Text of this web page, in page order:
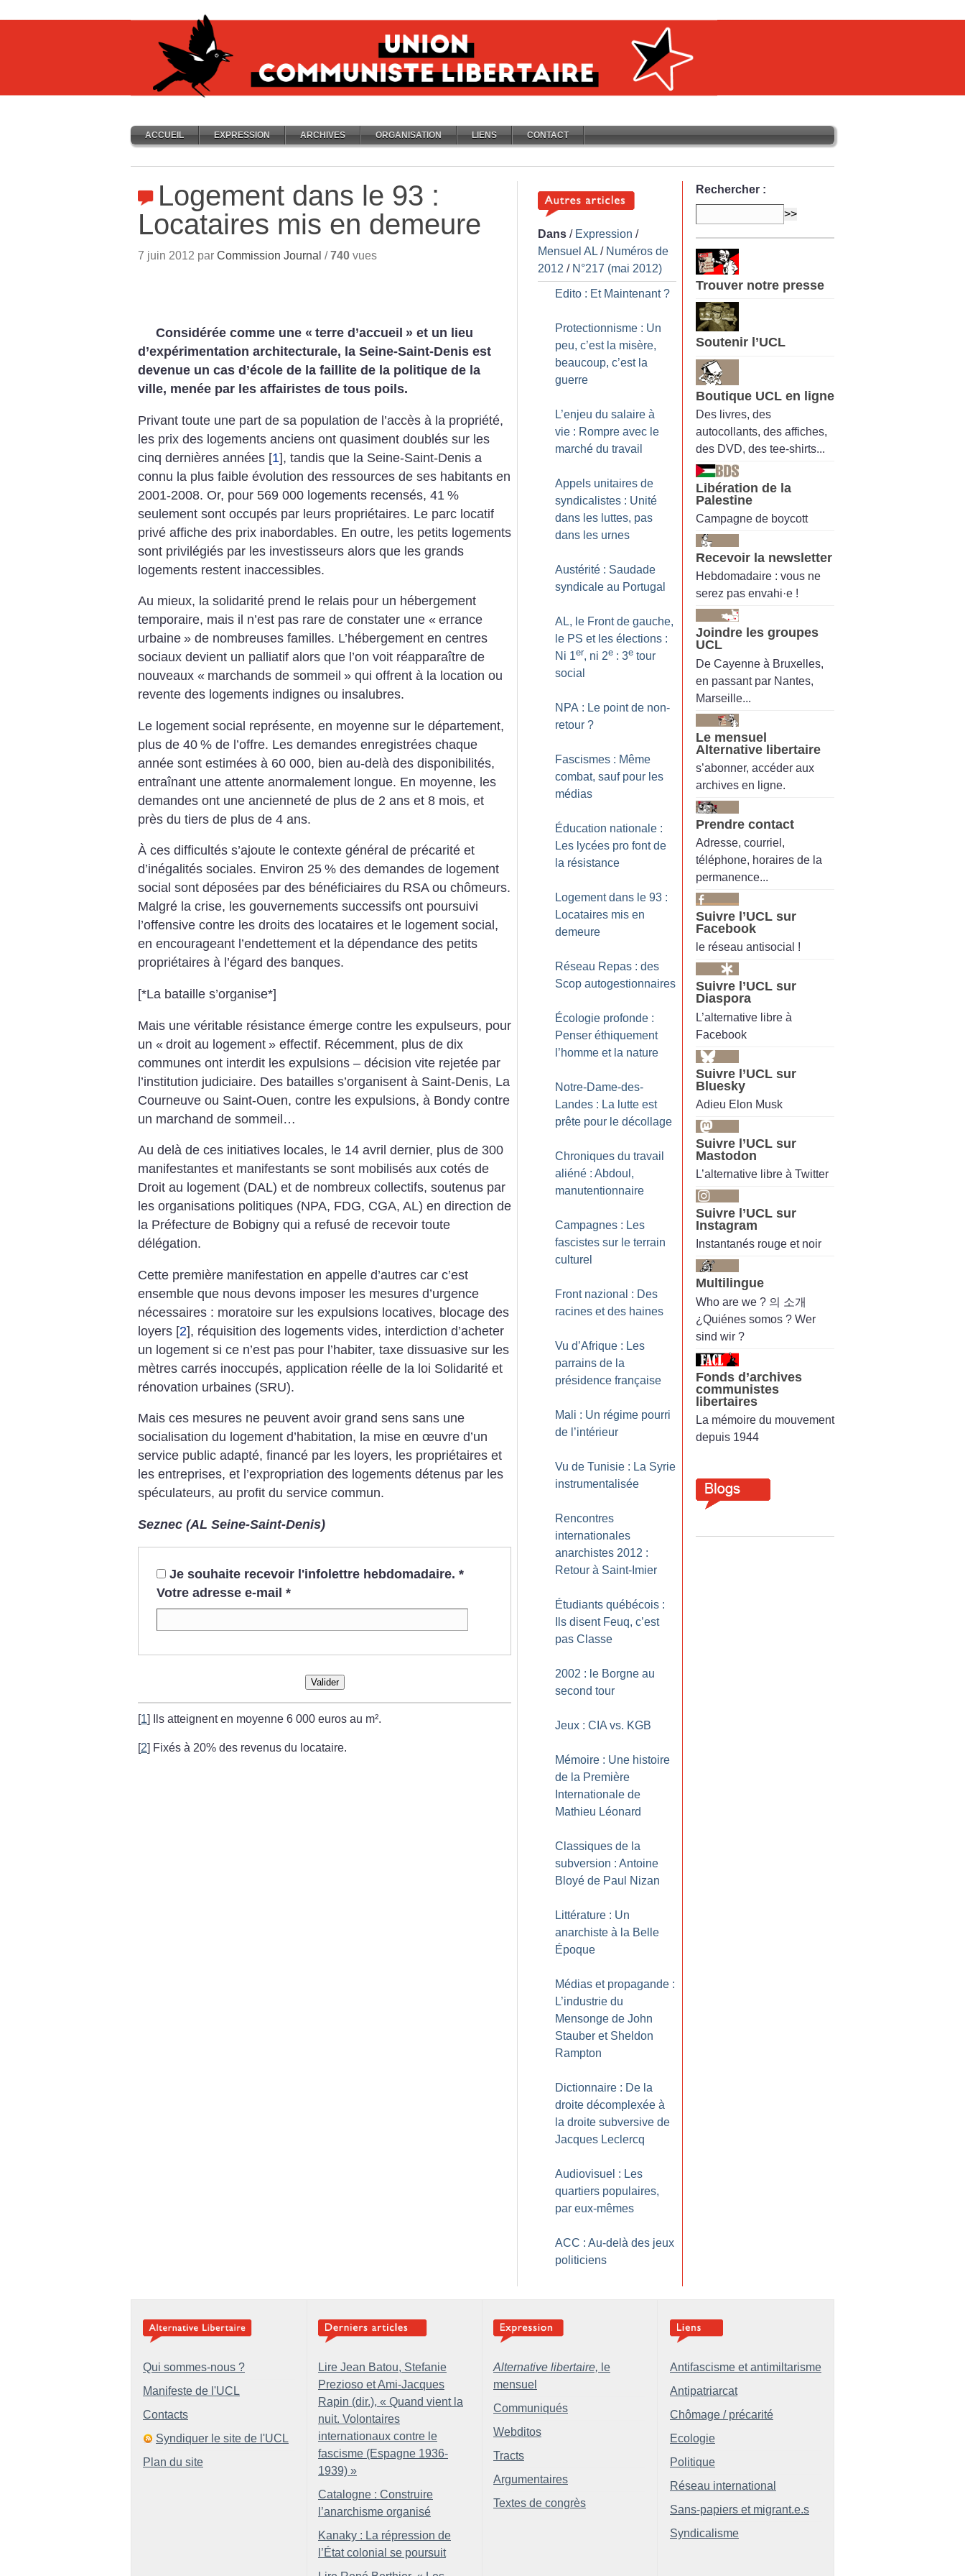
ACCUEIL EXPRESSION ARCHIVES ORGANISATION LIENS CONTACT
Logement dans le 93 :
Locataires mis en demeure
7 juin 2012 par Commission Journal /740 vues
Considérée comme une « terre d’accueil » et un lieu
d’expérimentation architecturale, la Seine-Saint-Denis est
devenue un cas d’école de la faillite de la politique de la
ville, menée par les affairistes de tous poils.
Privant toute une part de sa population de l’accès à la propriété,
les prix des logements anciens ont quasiment doublés sur les
cinq dernières années [1], tandis que la Seine-Saint-Denis a
connu la plus faible évolution des ressources de ses habitants en
2001-2008. Or, pour 569 000 logements recensés, 41 %
seulement sont occupés par leurs propriétaires. Le parc locatif
privé affiche des prix inabordables. En outre, les petits logements
sont privilégiés par les investisseurs alors que les grands
logements restent inaccessibles.
Au mieux, la solidarité prend le relais pour un hébergement
temporaire, mais il n’est pas rare de constater une « errance
urbaine » de nombreuses familles. L’hébergement en centres
sociaux devient un palliatif alors que l’on voit réapparaître de
nouveaux « marchands de sommeil » qui offrent à la location ou
revente des logements indignes ou insalubres.
Le logement social représente, en moyenne sur le département,
plus de 40 % de l’offre. Les demandes enregistrées chaque
année sont estimées à 60 000, bien au-delà des disponibilités,
entraînant une attente anormalement longue. En moyenne, les
demandes ont une ancienneté de plus de 2 ans et 8 mois, et
près du tiers de plus de 4 ans.
À ces difficultés s’ajoute le contexte général de précarité et
d’inégalités sociales. Environ 25 % des demandes de logement
social sont déposées par des bénéficiaires du RSA ou chômeurs.
Malgré la crise, les gouvernements successifs ont poursuivi
l’offensive contre les droits des locataires et le logement social,
en encourageant l’endettement et la dépendance des petits
propriétaires à l’égard des banques.
[*La bataille s’organise*]
Mais une véritable résistance émerge contre les expulseurs, pour
un « droit au logement » effectif. Récemment, plus de dix
communes ont interdit les expulsions – décision vite rejetée par
l’institution judiciaire. Des batailles s’organisent à Saint-Denis, La
Courneuve ou Saint-Ouen, contre les expulsions, à Bondy contre
un marchand de sommeil…
Au delà de ces initiatives locales, le 14 avril dernier, plus de 300
manifestantes et manifestants se sont mobilisés aux cotés de
Droit au logement (DAL) et de nombreux collectifs, soutenus par
les organisations politiques (NPA, FDG, CGA, AL) en direction de
la Préfecture de Bobigny qui a refusé de recevoir toute
délégation.
Cette première manifestation en appelle d’autres car c’est
ensemble que nous devons imposer les mesures d’urgence
nécessaires : moratoire sur les expulsions locatives, blocage des
loyers [2], réquisition des logements vides, interdiction d’acheter
un logement si ce n’est pas pour l’habiter, taxe dissuasive sur les
mètres carrés inoccupés, application réelle de la loi Solidarité et
rénovation urbaines (SRU).
Mais ces mesures ne peuvent avoir grand sens sans une
socialisation du logement d’habitation, la mise en œuvre d’un
service public adapté, financé par les loyers, les propriétaires et
les entreprises, et l’expropriation des logements détenus par les
spéculateurs, au profit du service commun.
Seznec (AL Seine-Saint-Denis)
Je souhaite recevoir l'infolettre hebdomadaire. *
Votre adresse e-mail *
Valider
[1] Ils atteignent en moyenne 6 000 euros au m².
[2] Fixés à 20% des revenus du locataire.
Dans / Expression /
Mensuel AL / Numéros de
2012 / N°217 (mai 2012)
Edito : Et Maintenant ?
Protectionnisme : Un
peu, c’est la misère,
beaucoup, c’est la
guerre
L’enjeu du salaire à
vie : Rompre avec le
marché du travail
Appels unitaires de
syndicalistes : Unité
dans les luttes, pas
dans les urnes
Austérité : Saudade
syndicale au Portugal
AL, le Front de gauche,
le PS et les élections :
Ni 1er, ni 2e : 3e tour
social
NPA : Le point de non-
retour ?
Fascismes : Même
combat, sauf pour les
médias
Éducation nationale :
Les lycées pro font de
la résistance
Logement dans le 93 :
Locataires mis en
demeure
Réseau Repas : des
Scop autogestionnaires
Écologie profonde :
Penser éthiquement
l’homme et la nature
Notre-Dame-des-
Landes : La lutte est
prête pour le décollage
Chroniques du travail
aliéné : Abdoul,
manutentionnaire
Campagnes : Les
fascistes sur le terrain
culturel
Front nazional : Des
racines et des haines
Vu d’Afrique : Les
parrains de la
présidence française
Mali : Un régime pourri
de l’intérieur
Vu de Tunisie : La Syrie
instrumentalisée
Rencontres
internationales
anarchistes 2012 :
Retour à Saint-Imier
Étudiants québécois :
Ils disent Feuq, c’est
pas Classe
2002 : le Borgne au
second tour
Jeux : CIA vs. KGB
Mémoire : Une histoire
de la Première
Internationale de
Mathieu Léonard
Classiques de la
subversion : Antoine
Bloyé de Paul Nizan
Littérature : Un
anarchiste à la Belle
Époque
Médias et propagande :
L’industrie du
Mensonge de John
Stauber et Sheldon
Rampton
Dictionnaire : De la
droite décomplexée à
la droite subversive de
Jacques Leclercq
Audiovisuel : Les
quartiers populaires,
par eux-mêmes
ACC : Au-delà des jeux
politiciens
Rechercher :
Trouver notre presse
Soutenir l’UCL
Boutique UCL en ligne
Des livres, des
autocollants, des affiches,
des DVD, des tee-shirts...
Libération de la
Palestine
Campagne de boycott
Recevoir la newsletter
Hebdomadaire : vous ne
serez pas envahi·e !
Joindre les groupes
UCL
De Cayenne à Bruxelles,
en passant par Nantes,
Marseille...
Le mensuel
Alternative libertaire
s’abonner, accéder aux
archives en ligne.
Prendre contact
Adresse, courriel,
téléphone, horaires de la
permanence...
Suivre l’UCL sur
Facebook
le réseau antisocial !
Suivre l’UCL sur
Diaspora
L’alternative libre à
Facebook
Suivre l’UCL sur
Bluesky
Adieu Elon Musk
Suivre l’UCL sur
Mastodon
L’alternative libre à Twitter
Suivre l’UCL sur
Instagram
Instantanés rouge et noir
Multilingue
Who are we ? 의 소개
¿Quiénes somos ? Wer
sind wir ?
Fonds d’archives
communistes
libertaires
La mémoire du mouvement
depuis 1944
Qui sommes-nous ?
Manifeste de l'UCL
Contacts
Syndiquer le site de l'UCL
Plan du site
Lire Jean Batou, Stefanie
Prezioso et Ami-Jacques
Rapin (dir.), « Quand vient la
nuit. Volontaires
internationaux contre le
fascisme (Espagne 1936-
1939) »
Catalogne : Construire
l’anarchisme organisé
Kanaky : La répression de
l’État colonial se poursuit
Alternative libertaire, le
mensuel
Communiqués
Webditos
Tracts
Argumentaires
Textes de congrès
Antifascisme et antimiltarisme
Antipatriarcat
Chômage / précarité
Ecologie
Politique
Réseau international
Sans-papiers et migrant.e.s
Syndicalisme